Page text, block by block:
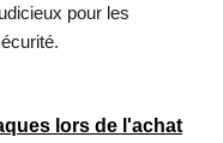
pour les
lors de l'achat